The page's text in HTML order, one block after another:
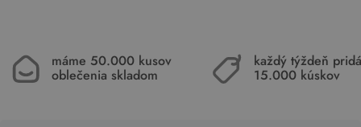
máme 50.000 kusov
oblečenia skladom
každý týždeň
15.000 kúskov